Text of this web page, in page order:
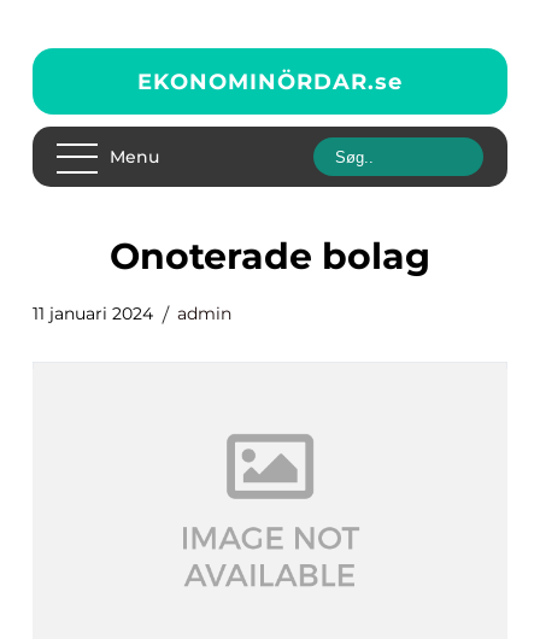
EKONOMINÖRDAR.se
Menu
onoterade bolag
11 januari 2024 admin